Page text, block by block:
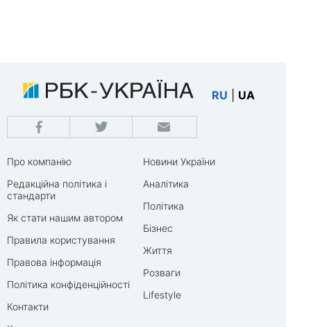
RU UA
Про компанію
Редакційна політика і
стандарти
Як стати нашим автором
Правила користування
Правова інформація
Політика конфіденційності
Контакти
Новини України
Аналітика
Політика
Бізнес
Життя
Розваги
Lifestyle